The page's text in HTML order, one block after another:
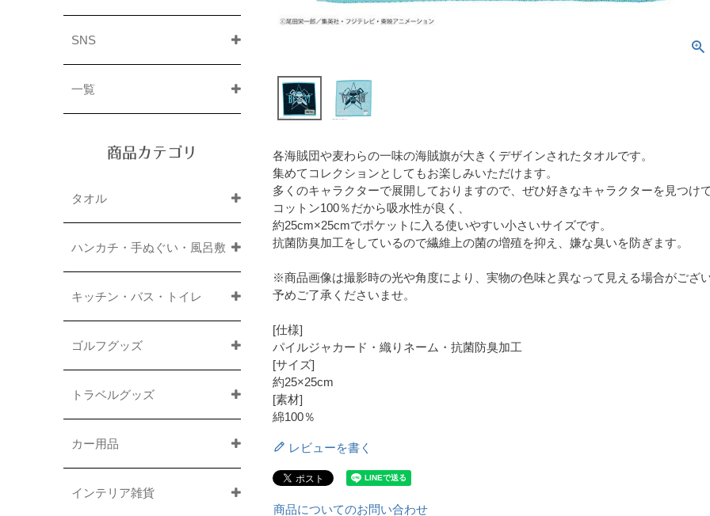
SNS
一覧
商品カテゴリ
タオル
ハンカチ・手ぬぐい・風呂敷
キッチン・バス・トイレ
ゴルフグッズ
トラベルグッズ
カー用品
インテリア雑貨
各海賊団や麦わらの一味の海賊旗が大きくデザインされたタオルです。
集めてコレクションとしてもお楽しみいただけます。
多くのキャラクターで展開しておりますので、ぜひ好きなキャラクターを見つけ
コットン100％だから吸水性が良く、
約25cm×25cmでポケットに入る使いやすい小さいサイズです。
抗菌防臭加工をしているので繊維上の菌の増殖を抑え、嫌な臭いを防ぎます。
※商品画像は撮影時の光や角度により、実物の色味と異なって見える場合がござい
予めご了承くださいませ。
[仕様]
パイルジャカード・織りネーム・抗菌防臭加工
[サイズ]
約25×25cm
[素材]
綿100％
レビューを書く
商品についてのお問い合わせ